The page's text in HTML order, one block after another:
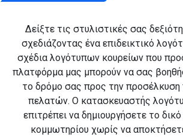
Δείξτε τις στυλιστικές σας
σχεδιάζοντας ένα επιδεικτικό
σχέδια λογότυπων κουρείων που
πλατφόρμα μας μπορούν να σας
το δρόμο σας προς την
πελατών. Ο κατασκευαστής
επιτρέπει να δημιουργήσετε το
κομμωτηρίου χωρίς να